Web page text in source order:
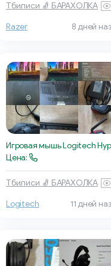
Тбилиси 🧦 БАРАХОЛКА
Razer 8 дней
Цена:
Тбилиси 🧦 БАРАХОЛКА
Logitech 11 дней